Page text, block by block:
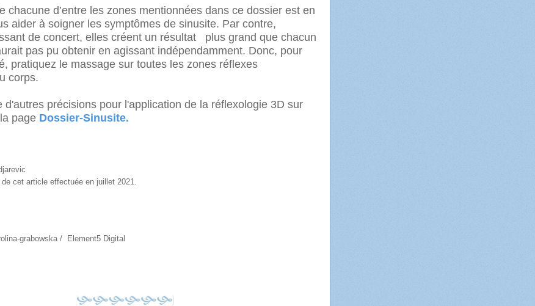
chacune d’entre les zones mentionnées dans ce dossier est en
aider à soigner les symptômes de sinusite. Par contre,
de concert, elles créent un résultat plus grand que chacun
pas pu obtenir en agissant indépendamment. Donc, pour
pratiquez le massage sur toutes les zones réflexes
corps.
d'autres précisions pour l'application de la réflexologie 3D sur
page Dossier-Sinusite.
de cet article effectuée en juillet 2021.
grabowska / Element5 Digital